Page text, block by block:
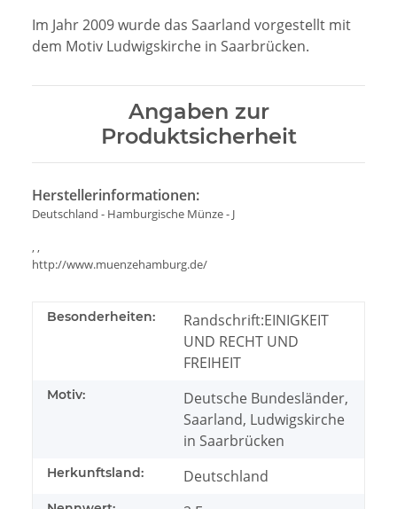
Im Jahr 2009 wurde das Saarland vorgestellt mit
dem Motiv Ludwigskirche in Saarbrücken.
Angaben zur
Produktsicherheit
Herstellerinformationen:
Deutschland - Hamburgische Münze - J
, ,
http://www.muenzehamburg.de/
Besonderheiten:
Randschrift:EINIGKEIT
UND RECHT UND
FREIHEIT
Motiv:
Deutsche Bundesländer,
Saarland, Ludwigskirche
in Saarbrücken
Herkunftsland: Deutschland